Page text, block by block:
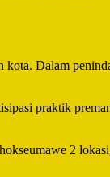
Dalam
praktik
2